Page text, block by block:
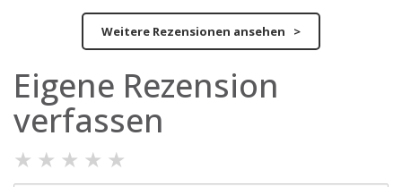
Weitere Rezensionen ansehen >
Eigene Rezension
verfassen
★ ★ ★ ★ ★